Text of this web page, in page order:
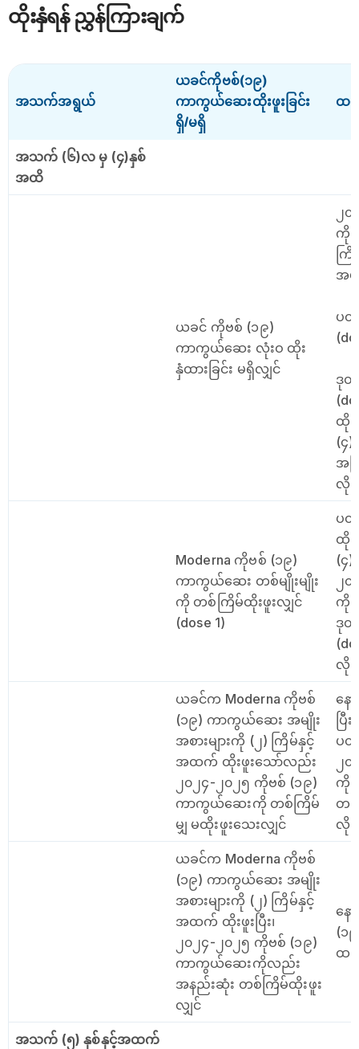
ထိုးနှံရန် ညွှန်ကြားချက်
အသက်အရွယ်
ယခင်ကိုဗစ်(၁၉)
ကာကွယ်ဆေးထိုးဖူးခြင်း
ရှိ/မရှိ
ထပ်
အသက် (၆)လ မှ (၄)နှစ်
အထိ
ယခင် ကိုဗစ် (၁၉)
ကာကွယ်ဆေး လုံးဝ ထိုး
နှံထားခြင်း မရှိလျှင်
၂
ကို
က
အ
ပထ
ဒုတိ
ထိုး
(၄
အက
လို
Moderna ကိုဗစ် (၁၉)
ကာကွယ်ဆေး တစ်မျိုးမျိုး
ကို တစ်ကြိမ်ထိုးဖူးလျှင်
(dose 1)
ပထ
ထိုး
(၄
၂
ကို
ဒုတိ
လို
ယခင်က Moderna ကိုဗစ်
(၁၉) ကာကွယ်ဆေး အမျိုး
အစားများကို (၂) ကြိမ်နှင့်
အထက် ထိုးဖူးသော်လည်း
၂၀၂၄-၂၀၂၅ ကိုဗစ် (၁၉)
ကာကွယ်ဆေးကို တစ်ကြိမ်
မျှ မထိုးဖူးသေးလျှင်
နေ
ပြီ
ပ
၂
ကို
တစ်
လို
ယခင်က Moderna ကိုဗစ်
(၁၉) ကာကွယ်ဆေး အမျိုး
အစားများကို (၂) ကြိမ်နှင့်
အထက် ထိုးဖူးပြီး၊
၂၀၂၄-၂၀၂၅ ကိုဗစ် (၁၉)
ကာကွယ်ဆေးကိုလည်း
အနည်းဆုံး တစ်ကြိမ်ထိုးဖူး
လျှင်
န
(၁
ထပ်
အသက် (၅) နှစ်နှင့်အထက်